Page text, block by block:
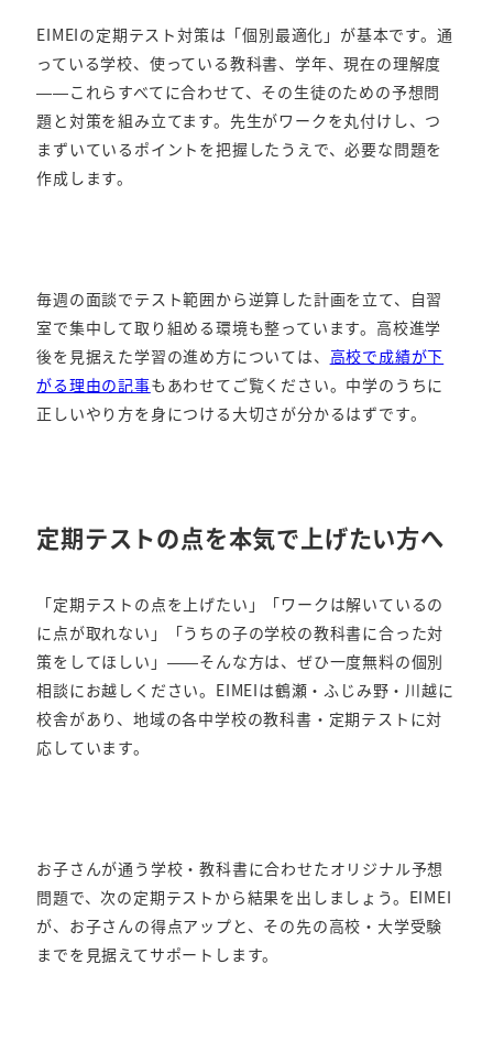
EIMEIの定期テスト対策は「個別最適化」が基本です。通
っている学校、使っている教科書、学年、現在の理解度
——これらすべてに合わせて、その生徒のための予想問
題と対策を組み立てます。先生がワークを丸付けし、つ
まずいているポイントを把握したうえで、必要な問題を
作成します。
毎週の面談でテスト範囲から逆算した計画を立て、自習
室で集中して取り組める環境も整っています。高校進学
後を見据えた学習の進め方については、 高校で成績が下
がる理由の記事もあわせてご覧ください。中学のうちに
正しいやり方を身につける大切さが分かるはずです。
定期テストの点を本気で上げたい方へ
「定期テストの点を上げたい」「ワークは解いているの
に点が取れない」「うちの子の学校の教科書に合った対
策をしてほしい」——そんな方は、ぜひ一度無料の個別
相談にお越しください。EIMEIは鶴瀬・ふじみ野・川越に
校舎があり、地域の各中学校の教科書・定期テストに対
応しています。
お子さんが通う学校・教科書に合わせたオリジナル予想
問題で、次の定期テストから結果を出しましょう。EIMEI
が、お子さんの得点アップと、その先の高校・大学受験
までを見据えてサポートします。